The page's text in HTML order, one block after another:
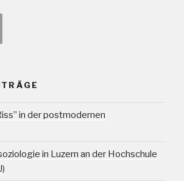
in der postmodernen
in Luzern an der Hochschule